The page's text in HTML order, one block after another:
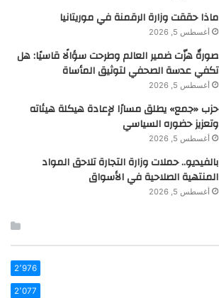
ماذا حققت وزارة الرقمنة في موريتانيا
أغسطس 5, 2026
صورةٌ هزّت ضمير العالم وطرحت سؤالًا قاسيًا: هل
تكفي عدسة الصحفي لتوثيق المأساة
أغسطس 5, 2026
حزب «جمع» يطلق مسارًا لإعادة هيكلة هيئاته
وتعزيز حضوره السياسي
أغسطس 5, 2026
بالفيديو.. حملات وزارة التجارة تلاحق المواد
المنتهية الصلاحية في الأسواق
أغسطس 5, 2026
2٬976
2٬077